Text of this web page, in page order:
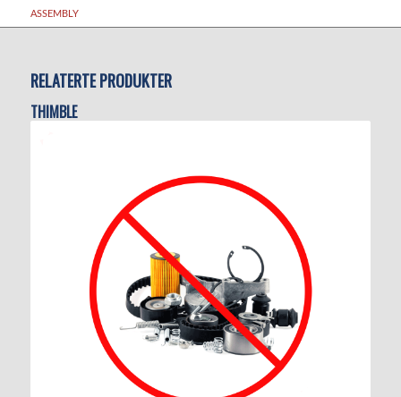
ASSEMBLY
RELATERTE PRODUKTER
THIMBLE